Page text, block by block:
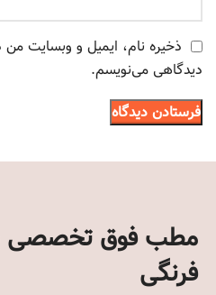
ذخیره نام، ایمیل و وبسایت من
دیدگاهی می‌نویسم.
مطب فوق تخصصی
فرنگی